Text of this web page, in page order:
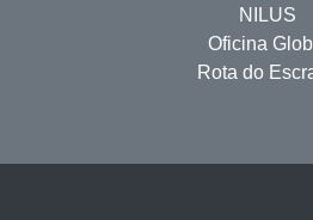
NILUS
Oficina
Rota do